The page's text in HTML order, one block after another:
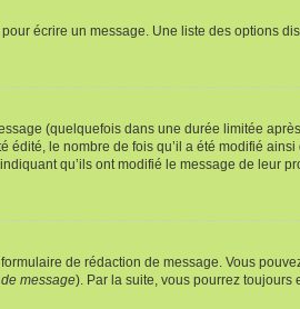
écrire un message. Une liste des options
(quelquefois dans une durée limitée
le nombre de fois qu’il a été modifié
qu’ils ont modifié le message de leur
de rédaction de message. Vous
message). Par la suite, vous pourrez toujours